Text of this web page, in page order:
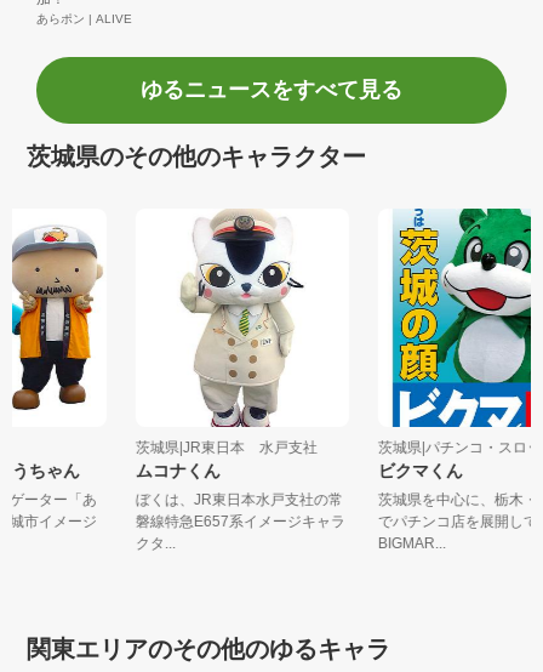
あらポン | ALIVE
ゆるニュースをすべて見る
茨城県のその他のキャラクター
こうちゃん
ビゲーター「あ
茨城市イメージ
茨城県|JR東日本 水戸支社
ムコナくん
ぼくは、JR東日本水戸支社の常
磐線特急E657系イメージキャラ
クタ...
茨城県|パチンコ・ス
ビクマくん
茨城県を中心に、栃
でパチンコ店を展開
BIGMAR...
関東エリアのその他のゆるキャラ